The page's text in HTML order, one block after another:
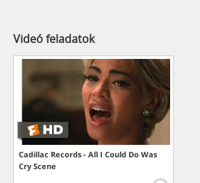
Videó feladatok
Cadillac Records - All I Could Do Was
Cry Scene